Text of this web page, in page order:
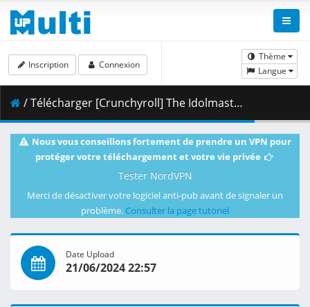
Thème
Langue
Inscription Connexion
/ Télécharger [Crunchyroll] The Idolmaster Shiny Colors - 01 [720p][Multiple Subtitle].mkv.002 ( 361.15 MB )
Nous vous conseillons fortement de prendre un VPN pour
protéger votre téléchargement et votre vie privée
Tester NordVPN
Merci de désactiver votre logiciel anti-pub avant de signaler un
problème. Consulter la page tutoriel
Date Upload
21/06/2024 22:57